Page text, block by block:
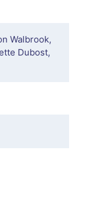
Walbrook,
Dubost,